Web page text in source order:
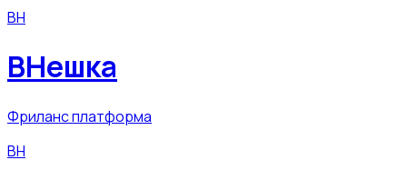
ВН
ВНешка
Фриланс платформа
ВН